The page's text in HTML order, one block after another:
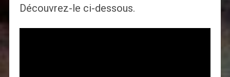
Découvrez-le ci-dessous.